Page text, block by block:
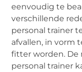
eenvoudig te
verschillende
personal trainer
afvallen, in vorm
fitter worden. De
personal trainer